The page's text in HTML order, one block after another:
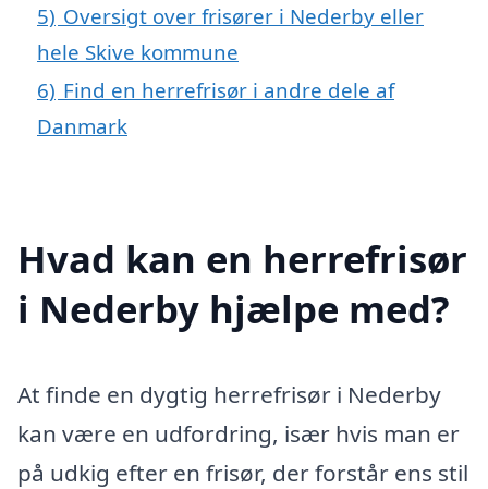
5) Oversigt over frisører i Nederby eller
hele Skive kommune
6) Find en herrefrisør i andre dele af
Danmark
Hvad kan en herrefrisør
i Nederby hjælpe med?
At finde en dygtig herrefrisør i Nederby
kan være en udfordring, især hvis man er
på udkig efter en frisør, der forstår ens stil